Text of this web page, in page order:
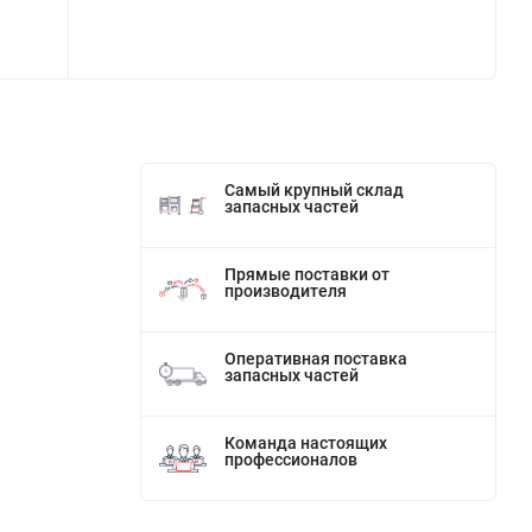
Самый крупный склад
запасных частей
Прямые поставки от
производителя
Оперативная поставка
запасных частей
Команда настоящих
профессионалов